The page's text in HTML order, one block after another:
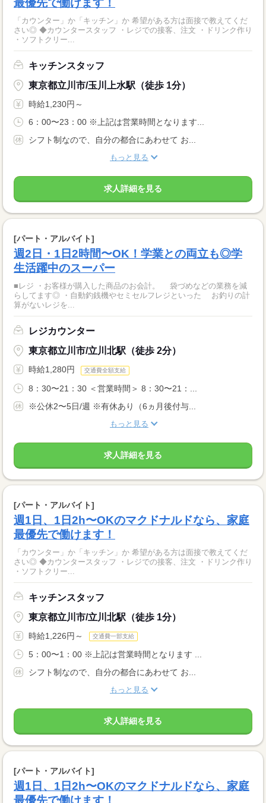
最優先で働けます！
「カウンター」か「キッチン」か 希望がある方は面接で教えてくだ
さい◎ ◆カウンタースタッフ ・レジでの接客、注文 ・ドリンク作り
・ソフトクリー...
キッチンスタッフ
東京都立川市/玉川上水駅（徒歩 1分）
時給1,230円～
6：00〜23：00 ※上記は営業時間となります...
シフト制なので、自分の都合にあわせて お...
もっと見る
求人詳細を見る
[パート・アルバイト]
週2日・1日2時間〜OK！学業との両立も◎学
生活躍中のスーパー
■レジ ・お客様が購入した商品のお会計。 袋づめなどの業務を減
らしてます◎ ・自動釣銭機やセミセルフレジといった お釣りの計
算がないレジを...
レジカウンター
東京都立川市/立川北駅（徒歩 2分）
時給1,280円 交通費全額支給
8：30〜21：30 ＜営業時間＞ 8：30〜21：...
※公休2〜5日/週 ※有休あり（6ヵ月後付与...
もっと見る
求人詳細を見る
[パート・アルバイト]
週1日、1日2h〜OKのマクドナルドなら、家庭
最優先で働けます！
「カウンター」か「キッチン」か 希望がある方は面接で教えてくだ
さい◎ ◆カウンタースタッフ ・レジでの接客、注文 ・ドリンク作り
・ソフトクリー...
キッチンスタッフ
東京都立川市/立川北駅（徒歩 1分）
時給1,226円～ 交通費一部支給
5：00〜1：00 ※上記は営業時間となります ...
シフト制なので、自分の都合にあわせて お...
もっと見る
求人詳細を見る
[パート・アルバイト]
週1日、1日2h〜OKのマクドナルドなら、家庭
最優先で働けます！